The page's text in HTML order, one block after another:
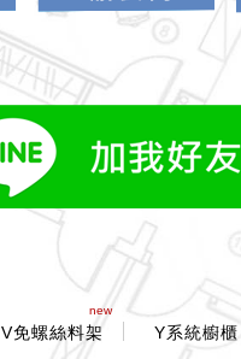
new
V免螺絲料架 Y系統櫥櫃